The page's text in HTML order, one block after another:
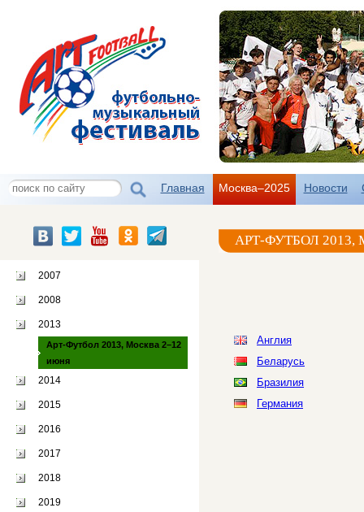
Главная Москва–2025 Новости
2007
2008
2013
Арт-Футбол 2013, Москва 2–12
июня
2014
2015
2016
2017
2018
2019
АРТ-ФУТБОЛ
Англия
Беларусь
Бразилия
Германия